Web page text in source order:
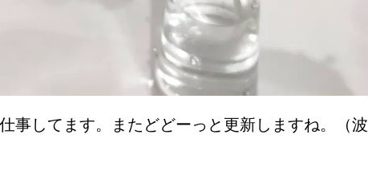
事してます。またどどーっと更新しますね。（波